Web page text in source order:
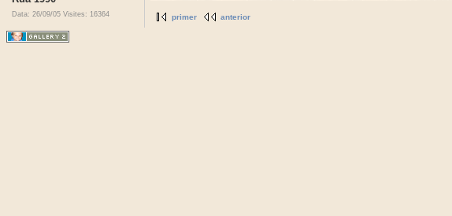
Data: 26/09/05 Visites: 16364 primer anterior